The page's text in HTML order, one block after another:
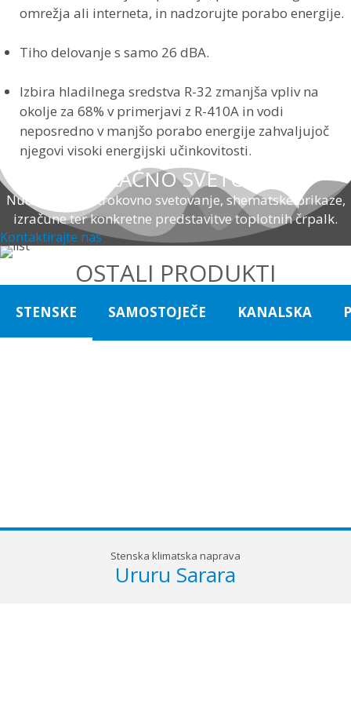
Prijava
Ustvari račun
Ste pozabili uporabniško ime? Ste pozabili geslo?
omrežja ali interneta, in nadzorujte porabo energije.
Tiho delovanje s samo 26 dBA.
Izbira hladilnega sredstva R-32 zmanjša vpliv na
okolje za 68% v primerjavi z R-410A in vodi
neposredno v manjšo porabo energije zahvaljujoč
njegovi visoki energijski učinkovitosti.
BREZPLAČNO SVETOVANJE
Nudimo vam strokovno svetovanje, shematske prikaze,
izračune ter konkretne predstavitve toplotnih črpalk.
Kontaktirajte nas
OSTALI PRODUKTI
STENSKE SAMOSTOJEČE KANALSKA
Stenska klimatska naprava
Ururu Sarara